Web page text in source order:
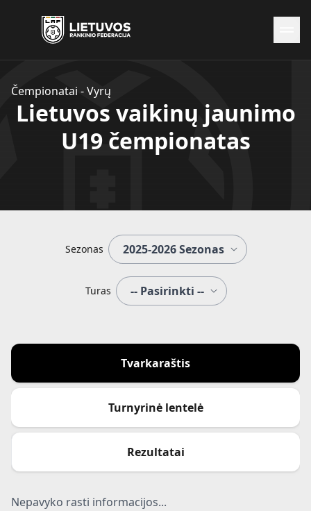
Naujienos
Federacija
Rinktinės
Čempionatai
Kontaktai
Čempionatai - Vyrų
Lietuvos vaikinų jaunimo
U19 čempionatas
Sezonas
Turas
Tvarkaraštis
Turnyrinė lentelė
Rezultatai
Nepavyko rasti informacijos...